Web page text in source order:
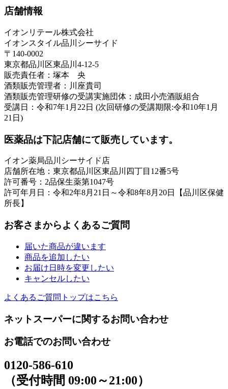
店舗情報
イオンリテール株式会社
イオンスタイル品川シーサイド
〒140-0002
東京都品川区東品川4-12-5
販売責任者：塚本 央
酒類販売管理者：川座貴司
酒類販売管理研修の受講実施団体：成田小売酒販組合
受講日：令和7年1月22日 (次回研修の受講期限:令和10年1月
21日)
医薬品は下記店舗にて販売しています。
イオン薬局品川シーサイド店
店舗所在地：東京都品川区東品川四丁目12番5号
許可番号：2品保生薬第1047号
許可年月日：令和2年8月21日～令和8年8月20日【品川区保健
所長】
お客さまからよくあるご質問
届いた商品が違います
商品を追加したい
お届け日時を変更したい
キャンセルしたい
よくあるご質問トップはこちら
ネットスーパーに関するお問い合わせ
お電話でのお問い合わせ
0120-586-610
（受付時間 09:00～21:00）